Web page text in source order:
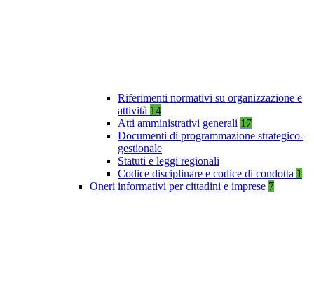
Riferimenti normativi su organizzazione e
attività 14
Atti amministrativi generali 17
Documenti di programmazione strategico-
gestionale
Statuti e leggi regionali
Codice disciplinare e codice di condotta 1
Oneri informativi per cittadini e imprese 7